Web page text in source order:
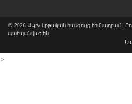
© 2026 «Այբ» կրթական հանգույց հիմնադրամ|
պահպանված են
>